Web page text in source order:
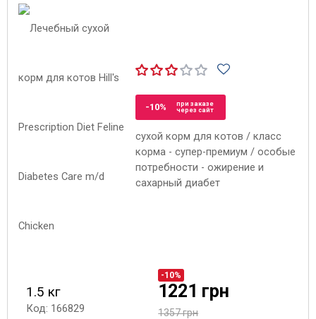
-10%
при заказе
через сайт
сухой корм для котов / класс
корма - супер-премиум / особые
потребности - ожирение и
сахарный диабет
1.5 кг
Код: 166829
-10%
1221 грн
1357 грн